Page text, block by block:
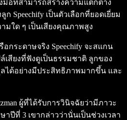
อที่สามารถสร้างความแตกต่าง
Speechify เป็นตัวเลือกที่ยอดเยี่ยม
ใด ๆ เป็นเสียงคุณภาพสูง
กระดาษจริง Speechify จะสแกน
เสียงที่ฟังดูเป็นธรรมชาติ ลูกของ
ด้อย่างมีประสิทธิภาพมากขึ้น และ
ผู้ที่ได้รับการวินิจฉัยว่ามีภาวะ
ปีที่ 3 เขากล่าวว่านั่นเป็นช่วงเวลา